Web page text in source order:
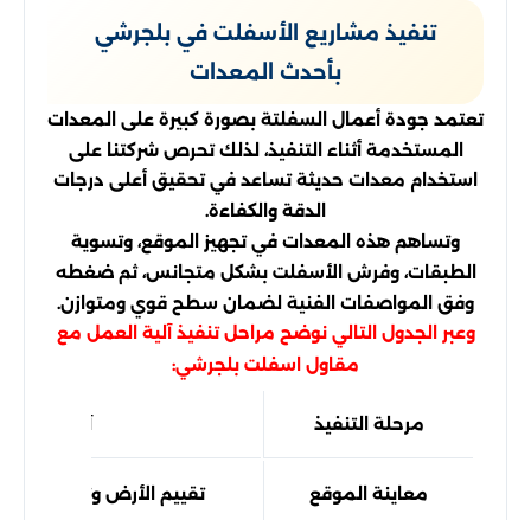
تنفيذ مشاريع الأسفلت في بلجرشي
بأحدث المعدات
تعتمد جودة أعمال السفلتة بصورة كبيرة على المعدات
المستخدمة أثناء التنفيذ، لذلك تحرص شركتنا على
استخدام معدات حديثة تساعد في تحقيق أعلى درجات
الدقة والكفاءة.
وتساهم هذه المعدات في تجهيز الموقع، وتسوية
الطبقات، وفرش الأسفلت بشكل متجانس، ثم ضغطه
وفق المواصفات الفنية لضمان سطح قوي ومتوازن.
وعبر الجدول التالي نوضح مراحل تنفيذ آلية العمل مع
مقاول اسفلت بلجرشي:
مرحلة التنفيذ آلية العمل
معاينة الموقع تقييم الأرض وتحديد